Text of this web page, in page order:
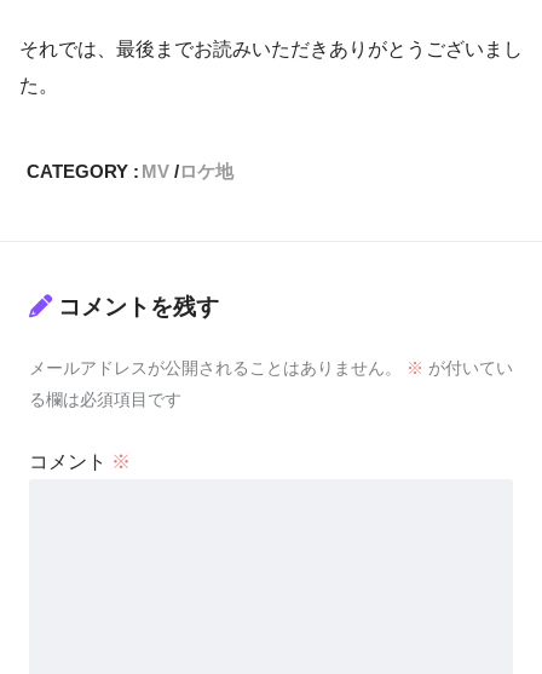
それでは、最後までお読みいただきありがとうございまし
た。
CATEGORY : MV ロケ地
コメントを残す
メールアドレスが公開されることはありません。 ※ が付いてい
る欄は必須項目です
コメント ※